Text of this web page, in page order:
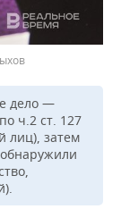
дело —
ч.2 ст. 127
лиц), затем